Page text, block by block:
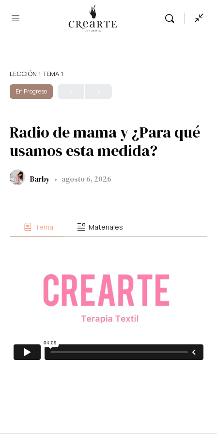
LECCIÓN 1, TEMA 1
En Progreso
Radio de mama y ¿Para qué
usamos esta medida?
Barby agosto 6, 2026
Tema Materiales